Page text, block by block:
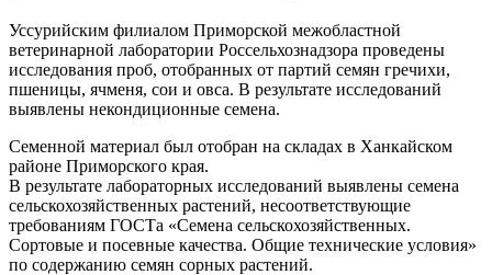
Уссурийским филиалом Приморской межобластной
ветеринарной лаборатории Россельхознадзора проведены
исследования проб, отобранных от партий семян гречихи,
пшеницы, ячменя, сои и овса. В результате исследований
выявлены некондиционные семена.
Семенной материал был отобран на складах в Ханкайском
районе Приморского края.
В результате лабораторных исследований выявлены семена
сельскохозяйственных растений, несоответствующие
требованиям ГОСТа «Семена сельскохозяйственных.
Сортовые и посевные качества. Общие технические условия»
по содержанию семян сорных растений.